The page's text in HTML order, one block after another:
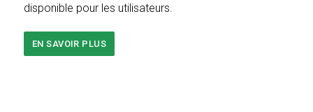
disponible pour les utilisateurs.
EN SAVOIR PLUS
PHIS